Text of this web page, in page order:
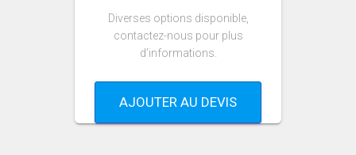
Diverses options disponible,
contactez-nous pour plus
d’informations.
AJOUTER AU DEVIS